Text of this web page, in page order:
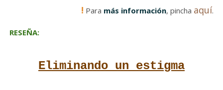
! Para más información, pincha aquí.
RESEÑA:
Eliminando un estigma